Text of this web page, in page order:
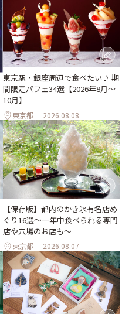
東京駅・銀座周辺で食べたい♪ 期
間限定パフェ34選【2026年8月～
10月】
東京都 2026.08.08
【保存版】都内のかき氷有名店め
ぐり16選～一年中食べられる専門
店や穴場のお店も～
東京都 2026.08.07